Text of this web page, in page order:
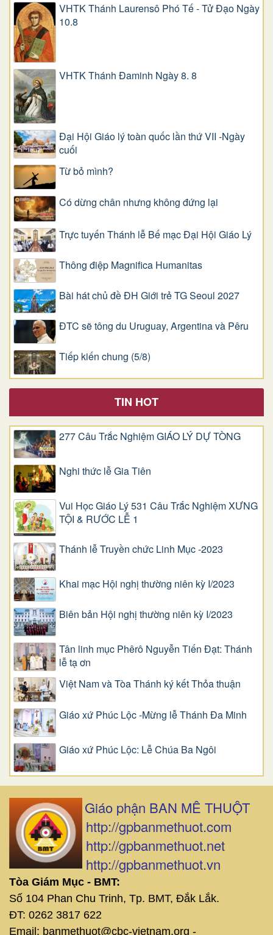
VHTK Thánh Laurensô Phó Tế - Tử Đạo Ngày
10.8
VHTK Thánh Đaminh Ngày 8. 8
Đại Hội Giáo lý toàn quốc lần thứ VII -Ngày
cuối
Từ bỏ mình?
Có dừng chân nhưng không đứng lại
Trực tuyến Thánh lễ Bế mạc Đại Hội Giáo Lý
Thông điệp Magnifica Humanitas
Bài hát chủ đề ĐH Giới trẻ TG Seoul 2027
ĐTC sẽ tông du Uruguay, Argentina và Pêru
Tiếp kiến chung (5/8)
TIN HOT
277 Câu Trắc Nghiệm GIÁO LÝ DỰ TÒNG
Nghi thức lễ Gia Tiên
Vui Học Giáo Lý 531 Câu Trắc Nghiệm XƯNG
TỘI & RƯỚC LỄ 1
Thánh lễ Truyền chức Linh Mục -2023
Khai mạc Hội nghị thường niên kỳ I/2023
Biên bản Hội nghị thường niên kỳ I/2023
Tân linh mục Phêrô Nguyễn Tiến Đạt: Thánh
lễ tạ ơn
Việt Nam và Tòa Thánh ký kết Thỏa thuận
Giáo xứ Phúc Lộc -Mừng lễ Thánh Đa Minh
Giáo xứ Phúc Lộc: Lễ Chúa Ba Ngôi
Giáo phận BAN MÊ THUỘT
http://gpbanmethuot.com
http://gpbanmethuot.net
http://gpbanmethuot.vn
Tòa Giám Mục - BMT:
Số 104 Phan Chu Trinh, Tp. BMT, Đắk Lắk.
ĐT: 0262 3817 622
Email: banmethuot@cbc-vietnam.org -